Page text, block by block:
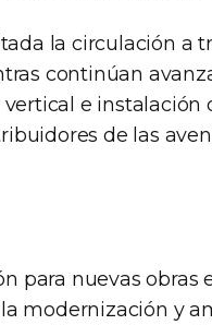
la circulación a
continúan
e instalación
de las
para nuevas obras
modernización y